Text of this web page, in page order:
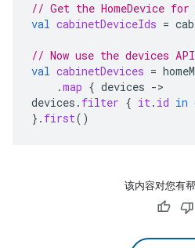
// Get the HomeDevice for
val cabinetDeviceIds =
// Now use the devices
val cabinetDevices =
.map { devices ->
devices . filter { it. id in
}. first()
该内容对您有